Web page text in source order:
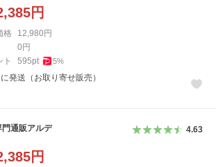
円
格 12,980 円
0 円
ト
595pt 5%
発送（お取り寄せ販売）
通販アルデ 4.63
円